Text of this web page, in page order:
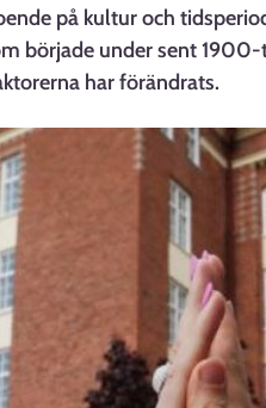
på kultur och
började under sent
har förändrats.